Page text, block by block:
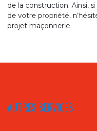
de la construction. Ainsi,
de votre propriété,
projet maçonnerie.
AUTRES SERVICES